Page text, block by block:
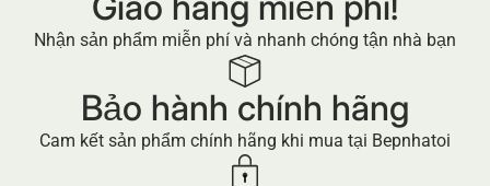
Nhận sản phẩm miễn phí và nhanh chóng tận nhà bạn
Bảo hành chính hãng
Cam kết sản phẩm chính hãng khi mua tại Bepnhatoi